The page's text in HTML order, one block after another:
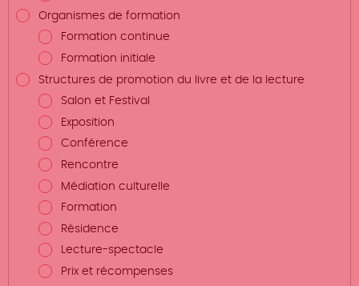
Organismes de formation
Formation continue
Formation initiale
Structures de promotion du livre et de la lecture
Salon et Festival
Exposition
Conférence
Rencontre
Médiation culturelle
Formation
Résidence
Lecture-spectacle
Prix et récompenses